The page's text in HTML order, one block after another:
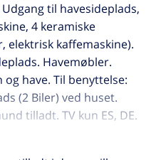
til havesideplads,
4 keramiske
elektrisk kaffemaskine).
Havemøbler.
have. Til benyttelse:
(2 Biler) ved huset.
tilladt. TV kun ES, DE.
Jardin". I bydelen